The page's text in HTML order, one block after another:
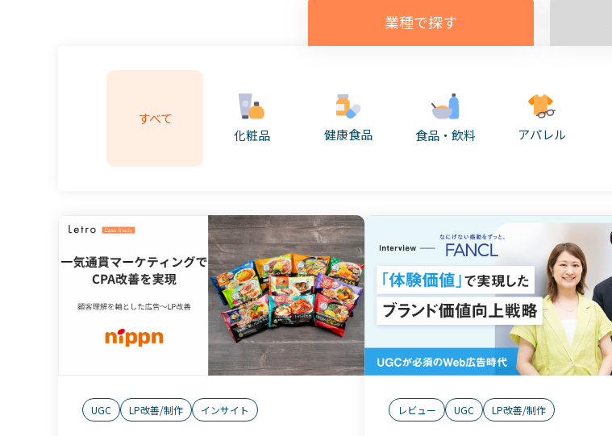
業種で探す
すべて
化粧品
健康食品 食品・飲料 アパレル
UGC LP改善/制作 インサイト レビュー UGC LP改善/制作